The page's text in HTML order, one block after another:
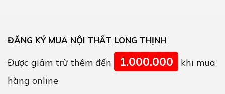
ĐĂNG KÝ MUA NỘI THẤT LONG THỊNH
Được giảm trừ thêm đến 1.000.000
khi mua
hàng online